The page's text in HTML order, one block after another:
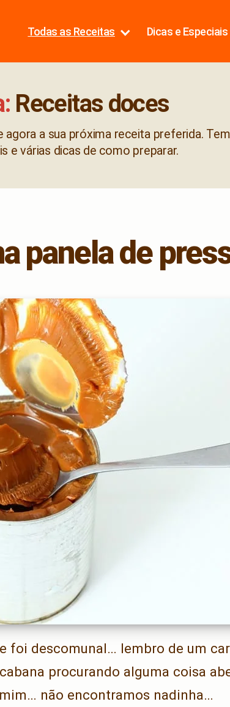
Todas as Receitas Dicas e Especiais
Receitas doces
agora a sua próxima receita preferida.
e várias dicas de como preparar.
panela de
foi descomunal… lembro de um
procurando alguma coisa
não encontramos nadinha…